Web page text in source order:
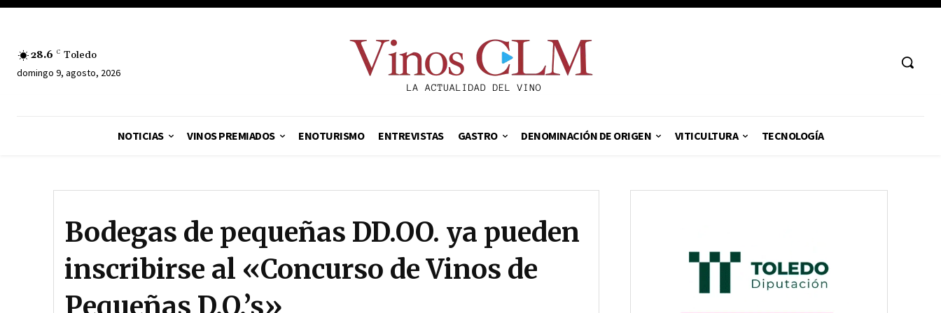
28.6 C Toledo
domingo 9, agosto, 2026
NOTICIAS VINOS PREMIADOS ENOTURISMO ENTREVISTAS GASTRO DENOMINACIÓN DE ORIGEN VITICULTURA TECNOLOGÍA
Bodegas de pequeñas DD.OO. ya pueden
inscribirse al «Concurso de Vinos de
Pequeñas D.O.’s»